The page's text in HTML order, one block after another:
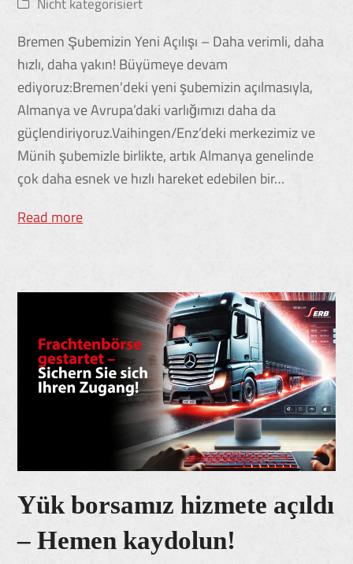
Bremen Şubemizin Yeni Açılışı – Daha verimli, daha
hızlı, daha yakın! Büyümeye devam
ediyoruz:Bremen'deki yeni şubemizin açılmasıyla,
Almanya ve Avrupa’daki varlığımızı daha da
güçlendiriyoruz.Vaihingen/Enz’deki merkezimiz ve
Münih şubemizle birlikte, artık Almanya genelinde
çok daha esnek ve hızlı hareket edebilen bir…
Read more
Yük borsamız hizmete açıldı
– Hemen kaydolun!